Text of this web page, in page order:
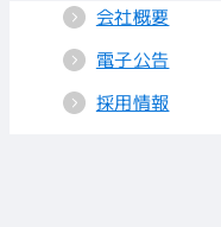
会社概要
電子公告
採用情報